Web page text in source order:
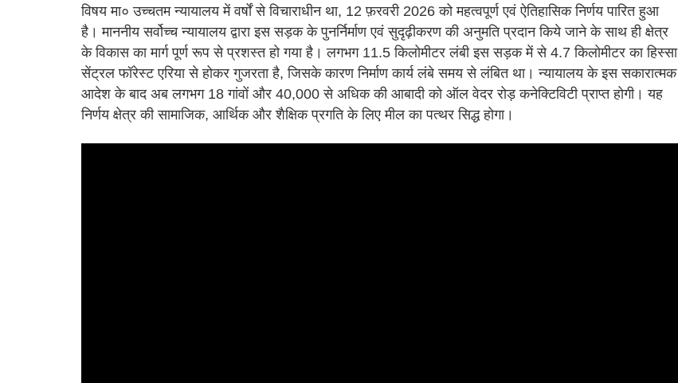
विषय मा० उच्चतम न्यायालय में वर्षों से विचाराधीन था, 12 फ़रवरी 2026 को महत्वपूर्ण एवं ऐतिहासिक निर्णय पारित हुआ
है। माननीय सर्वोच्च न्यायालय द्वारा इस सड़क के पुनर्निर्माण एवं सुदृढ़ीकरण की अनुमति प्रदान किये जाने के साथ ही क्षेत्र
के विकास का मार्ग पूर्ण रूप से प्रशस्त हो गया है। लगभग 11.5 किलोमीटर लंबी इस सड़क में से 4.7 किलोमीटर का हिस्सा
सेंट्रल फॉरेस्ट एरिया से होकर गुजरता है, जिसके कारण निर्माण कार्य लंबे समय से लंबित था। न्यायालय के इस सकारात्मक
आदेश के बाद अब लगभग 18 गांवों और 40,000 से अधिक की आबादी को ऑल वेदर रोड़ कनेक्टिविटी प्राप्त होगी। यह
निर्णय क्षेत्र की सामाजिक, आर्थिक और शैक्षिक प्रगति के लिए मील का पत्थर सिद्ध होगा।